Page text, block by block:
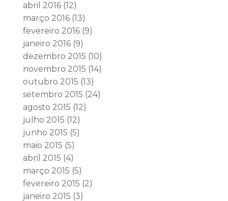
abril 2016(12)
março 2016(13)
fevereiro 2016(9)
janeiro 2016(9)
dezembro 2015 (10)
novembro 2015 (14)
outubro 2015 (13)
setembro 2015 (24)
agosto 2015 (12)
julho 2015 (12)
junho 2015 (5)
maio 2015 (5)
abril 2015 (4)
março 2015 (5)
fevereiro 2015 (2)
janeiro 2015 (3)